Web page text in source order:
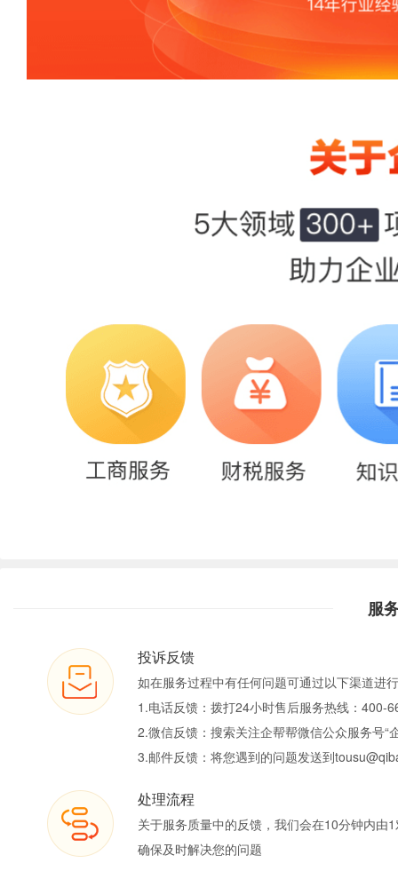
服
投诉反馈
如在服务过程中有任何问题可通过以下渠道进
1.电话反馈：拨打24小时售后服务热线：400-
2.微信反馈：搜索关注企帮帮微信公众服务号“
3.邮件反馈：将您遇到的问题发送到
处理流程
关于服务质量中的反馈，我们会在10分钟内由
确保及时解决您的问题